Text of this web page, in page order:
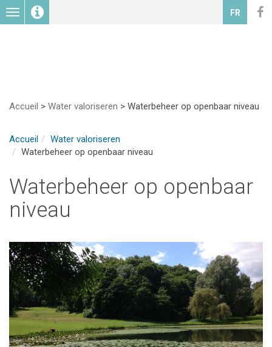
Toggle
navigation
FR
Accueil > Water valoriseren > Waterbeheer op openbaar niveau
Accueil
Water valoriseren
Waterbeheer op openbaar niveau
Waterbeheer op openbaar
niveau